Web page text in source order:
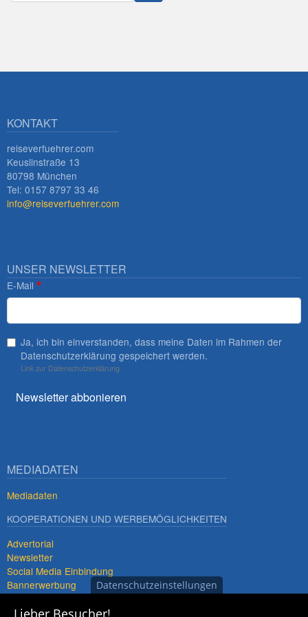
KONTAKT
reiseverfuehrer.com
Keuslinstraße 13
80798 München
Tel: 0157 8797 33 46
info@reiseverfuehrer.com
UNSER NEWSLETTER
E-Mail
Ja, ich bin einverstanden, dass meine Daten im Rahmen der
Datenschutzerklärung gespeichert werden.
Link zur Datenschutzerklärung
Newsletter abbonieren
MEDIADATEN
Mediadaten
KOOPERATIONEN UND WERBEMÖGLICHKEITEN
Advertorial
Newsletter
Social Media Einbindung
Bannerwerbung
Premiumdestinationen
Datenschutzeinstellungen
Lieber Besucher!